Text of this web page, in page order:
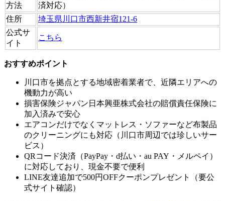
方法
済対応）
住所
埼玉県川口市西新井宿121-6
公式サ
イト
こちら
おすすめポイント
川口市を拠点とする地域密着業者で、近隣エリアへの
機動力が高い
損害保険ジャパン日本興亜株式会社の賠償責任保険に
加入済みで安心
エアコンだけでなくマットレス・ソファーなど布製品
のクリーニングにも対応（川口市周辺では珍しいサー
ビス）
QRコード決済（PayPay・d払い・au PAY・メルペイ）
に対応しており、現金不要で便利
LINE友達追加で500円OFFクーポンプレゼント（要公
式サイト確認）